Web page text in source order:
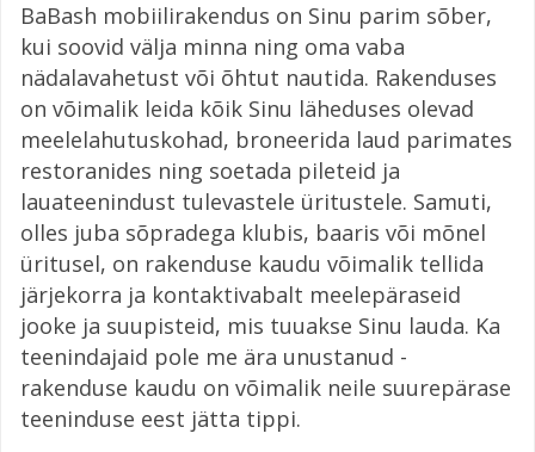
BaBash mobiilirakendus on Sinu parim sõber,
kui soovid välja minna ning oma vaba
nädalavahetust või õhtut nautida. Rakenduses
on võimalik leida kõik Sinu läheduses olevad
meelelahutuskohad, broneerida laud parimates
restoranides ning soetada pileteid ja
lauateenindust tulevastele üritustele. Samuti,
olles juba sõpradega klubis, baaris või mõnel
üritusel, on rakenduse kaudu võimalik tellida
järjekorra ja kontaktivabalt meelepäraseid
jooke ja suupisteid, mis tuuakse Sinu lauda. Ka
teenindajaid pole me ära unustanud -
rakenduse kaudu on võimalik neile suurepärase
teeninduse eest jätta tippi.